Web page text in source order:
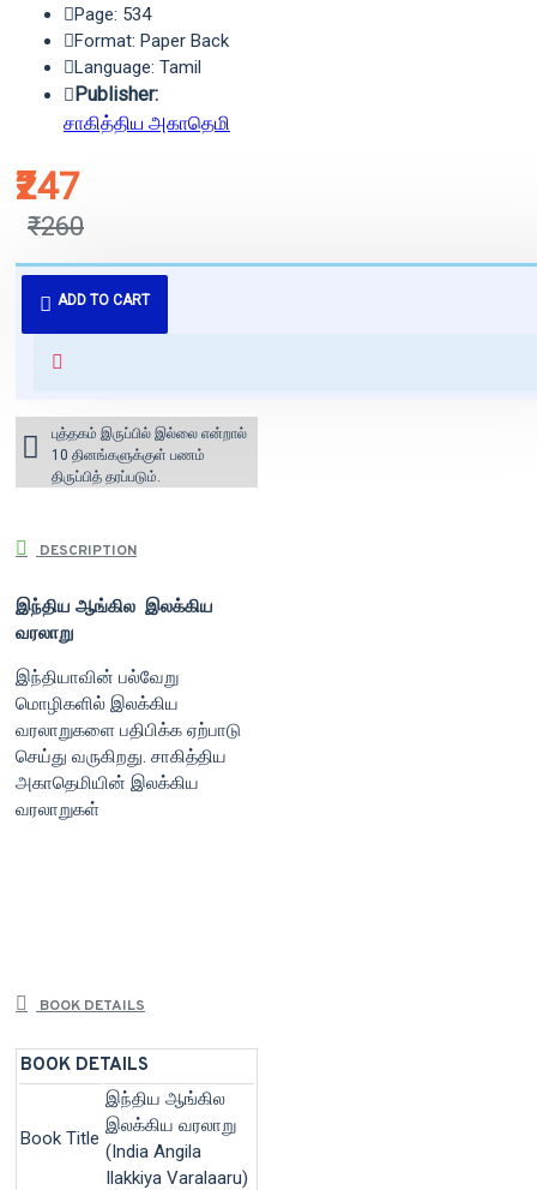
₹247
₹260
Page: 534
Format: Paper Back
Language: Tamil
Publisher:
சாகித்திய அகாதெமி
ADD TO CART
புத்தகம் 3 - 7 நாட்களில் அனுப்பி
வைக்கப்படும்.
for orders above ₹1000 within
புத்தகம் இருப்பில் இல்லை என்றால்
10 தினங்களுக்குள் பணம்
திருப்பித் தரப்படும்.
DESCRIPTION
இந்திய ஆங்கில இலக்கிய
வரலாறு
இந்தியாவின் பல்வேறு
மொழிகளில் இலக்கிய
வரலாறுகளை பதிபிக்க ஏற்பாடு
செய்து வருகிறது. சாகித்திய
அகாதெமியின் இலக்கிய
வரலாறுகள்
BOOK DETAILS
BOOK DETAILS
Book Title
இந்திய ஆங்கில
இலக்கிய வரலாறு
(India Angila
Ilakkiya Varalaaru)